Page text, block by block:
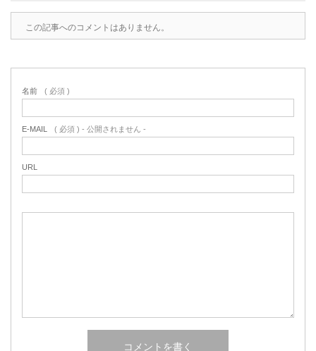
この記事へのコメントはありません。
名前 ( 必須 )
E-MAIL ( 必須 ) - 公開されません -
URL